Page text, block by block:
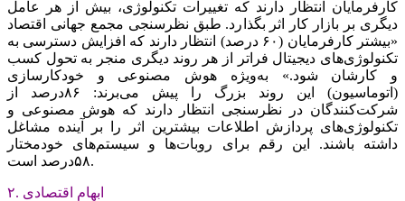
کارفرمایان انتظار دارند که تغییرات تکنولوژی، بیش از هر عامل
دیگری بر بازار کار اثر بگذارد. طبق نظرسنجی مجمع جهانی اقتصاد
«بیشتر کارفرمایان (۶۰ درصد) انتظار دارند که افزایش دسترسی به
تکنولوژی‌‌‌های دیجیتال فراتر از هر روند دیگری منجر به تحول کسب
و کارشان شود.» به‌‌‌ویژه هوش ‌‌‌مصنوعی و خودکارسازی
(اتوماسیون) این روند بزرگ را پیش می‌‌‌برند: ۸۶‌درصد از
شرکت‌کنندگان در نظرسنجی انتظار دارند که هوش مصنوعی و
تکنولوژی‌‌‌های پردازش اطلاعات بیشترین اثر را بر آینده مشاغل
داشته باشند. این رقم برای روبات‌‌‌ها و سیستم‌های خودمختار
۵۸‌درصد است.
۲. ابهام اقتصادی